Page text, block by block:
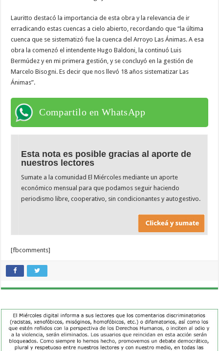
Lauritto destacó la importancia de esta obra y la relevancia de ir
erradicando estas cuencas a cielo abierto, recordando que “la última
cuenca que se sistematizó fue la cuenca del Arroyo Las Ánimas. A esa
obra la comenzó el intendente Hugo Baldoni, la continuó Luis
Bermúdez y en mi primera gestión, y se concluyó en la gestión de
Marcelo Bisogni. Es decir que nos llevó 18 años sistematizar Las
Ánimas”.
Compartilo en WhatsApp
Esta nota es posible gracias al aporte de
nuestros lectores
Sumate a la comunidad El Miércoles mediante un aporte
económico mensual para que podamos seguir haciendo
periodismo libre, cooperativo, sin condicionantes y autogestivo.
[fbcomments]